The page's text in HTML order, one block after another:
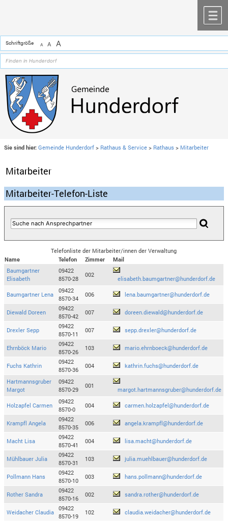
Schriftgröße A A A
Sie sind hier: Gemeinde Hunderdorf > Rathaus & Service > Rathaus > Mitarbeiter
Mitarbeiter
Mitarbeiter-Telefon-Liste
Telefonliste der Mitarbeiter/innen der Verwaltung
Name
Telefon Zimmer
Mail
Baumgartner
Elisabeth
09422
8570-28
002
elisabeth.baumgartner@hunderdorf.de
Baumgartner Lena
09422
8570-34
006 lena.baumgartner@hunderdorf.de
Diewald Doreen
09422
8570-42
007 doreen.diewald@hunderdorf.de
Drexler Sepp
09422
8570-11
007 sepp.drexler@hunderdorf.de
Ehrnböck Mario
09422
8570-26
103 mario.ehrnboeck@hunderdorf.de
Fuchs Kathrin
09422
8570-36
004 kathrin.fuchs@hunderdorf.de
Hartmannsgruber
Margot
09422
8570-29
001
margot.hartmannsgruber@hunderdorf.de
Holzapfel Carmen
09422
8570-0
004 carmen.holzapfel@hunderdorf.de
Krampfl Angela
09422
8570-35
006 angela.krampfl@hunderdorf.de
Macht Lisa
09422
8570-41
004 lisa.macht@hunderdorf.de
Mühlbauer Julia
09422
8570-31
103 julia.muehlbauer@hunderdorf.de
Pollmann Hans
09422
8570-10
003 hans.pollmann@hunderdorf.de
Rother Sandra
09422
8570-16
002 sandra.rother@hunderdorf.de
Weidacher Claudia
09422
8570-19
102 claudia.weidacher@hunderdorf.de